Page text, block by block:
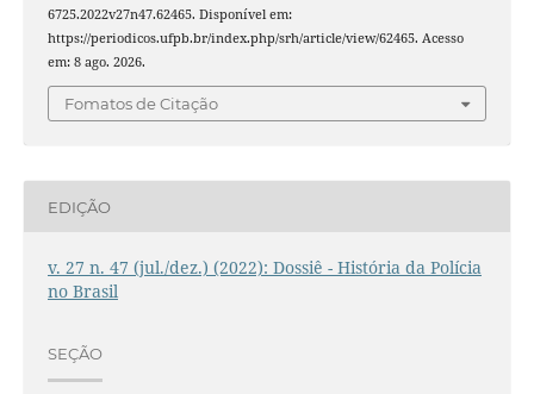
6725.2022v27n47.62465. Disponível em:
https://periodicos.ufpb.br/index.php/srh/article/view/62465. Acesso
em: 8 ago. 2026.
Fomatos de Citação
EDIÇÃO
v. 27 n. 47 (jul./dez.) (2022): Dossiê - História da Polícia
no Brasil
SEÇÃO